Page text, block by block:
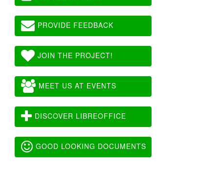
PROVIDE FEEDBACK
JOIN THE PROJECT!
MEET US AT EVENTS
DISCOVER LIBREOFFICE
GOOD LOOKING DOCUMENTS